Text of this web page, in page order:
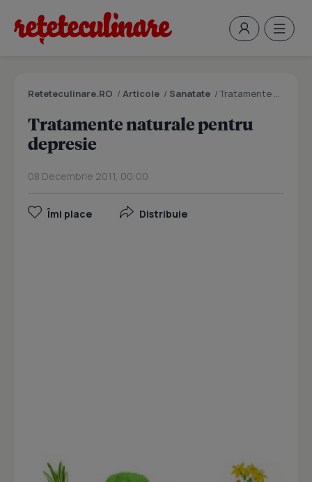
Reteteculinare.RO / Articole / Sanatate /Tratamente naturale pentru depresie
Tratamente naturale pentru
depresie
08 Decembrie 2011, 00:00
Îmi place Distribuie